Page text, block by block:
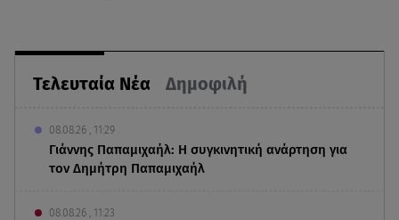
Τελευταία Νέα Δημοφιλή
08.08.26 , 11:29
Γιάννης Παπαμιχαήλ: Η συγκινητική ανάρτηση για
τον Δημήτρη Παπαμιχαήλ
08.08.26 , 11:23